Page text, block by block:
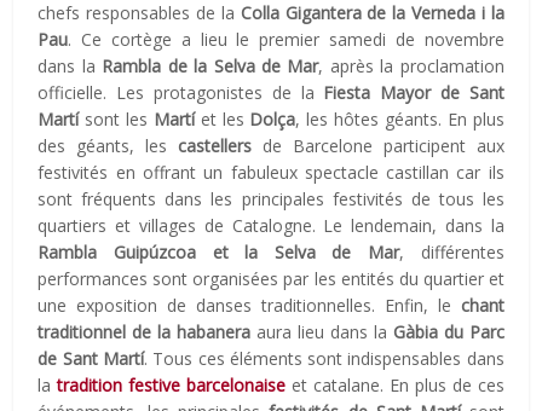
chefs responsables de la Colla Gigantera de la Verneda i la
Pau. Ce cortège a lieu le premier samedi de novembre
dans la Rambla de la Selva de Mar, après la proclamation
officielle. Les protagonistes de la Fiesta Mayor de Sant
Martísont les Martíet les Dolça, les hôtes géants. En plus
des géants, les castellers de Barcelone participent aux
festivités en offrant un fabuleux spectacle castillan car ils
sont fréquents dans les principales festivités de tous les
quartiers et villages de Catalogne. Le lendemain, dans la
Rambla Guipúzcoa et la Selva de Mar, différentes
performances sont organisées par les entités du quartier et
une exposition de danses traditionnelles. Enfin, le chant
traditionnel de la habanera aura lieu dans la Gàbia du Parc
de Sant Martí. Tous ces éléments sont indispensables dans
latradition festive barcelonaise et catalane. En plus de ces